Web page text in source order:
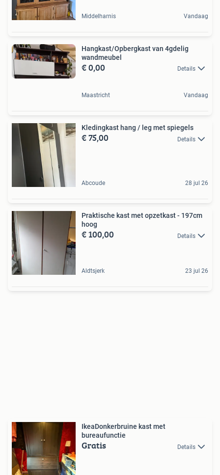
Middelharnis Vandaag
Hangkast/Opbergkast van 4gdelig
wandmeubel
€ 0,00 Details
Maastricht Vandaag
Kledingkast hang / leg met spiegels
€ 75,00 Details
Abcoude 28 jul 26
Praktische kast met opzetkast - 197cm
hoog
€ 100,00 Details
Aldtsjerk 23 jul 26
IkeaDonkerbruine kast met
bureaufunctie
Gratis Details